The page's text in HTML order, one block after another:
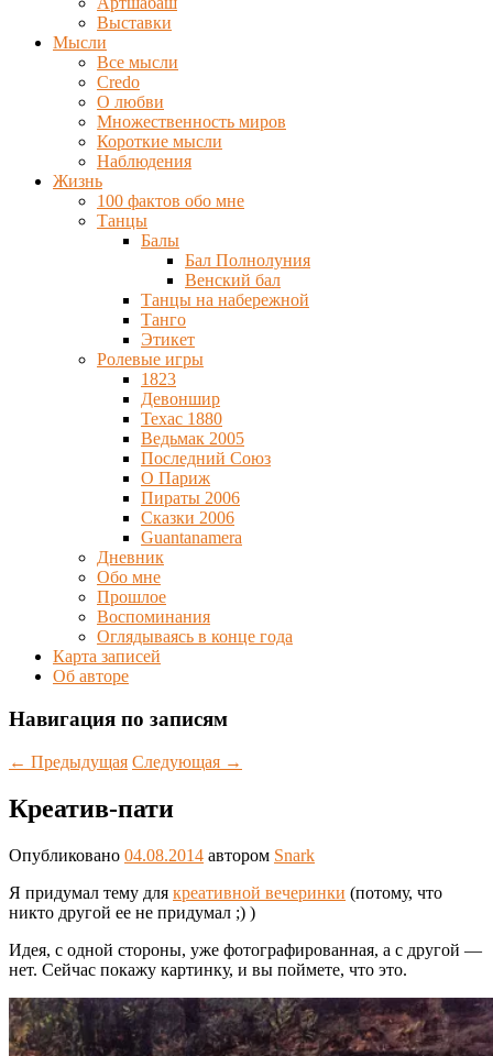
Выставки
Мысли
Все мысли
Credo
О любви
Множественность миров
Короткие мысли
Наблюдения
Жизнь
100 фактов обо мне
Танцы
Балы
Бал Полнолуния
Венский бал
Танцы на набережной
Танго
Этикет
Ролевые игры
1823
Девоншир
Техас 1880
Ведьмак 2005
Последний Союз
О Париж
Пираты 2006
Сказки 2006
Guantanamera
Дневник
Обо мне
Прошлое
Воспоминания
Оглядываясь в конце года
Карта записей
Об авторе
Навигация по записям
← Предыдущая Следующая →
Креатив-пати
Опубликовано 04.08.2014 автором Snark
Я придумал тему для креативной вечеринки (потому, что
никто другой ее не придумал ;) )
Идея, с одной стороны, уже фотографированная, а с другой —
нет. Сейчас покажу картинку, и вы поймете, что это.